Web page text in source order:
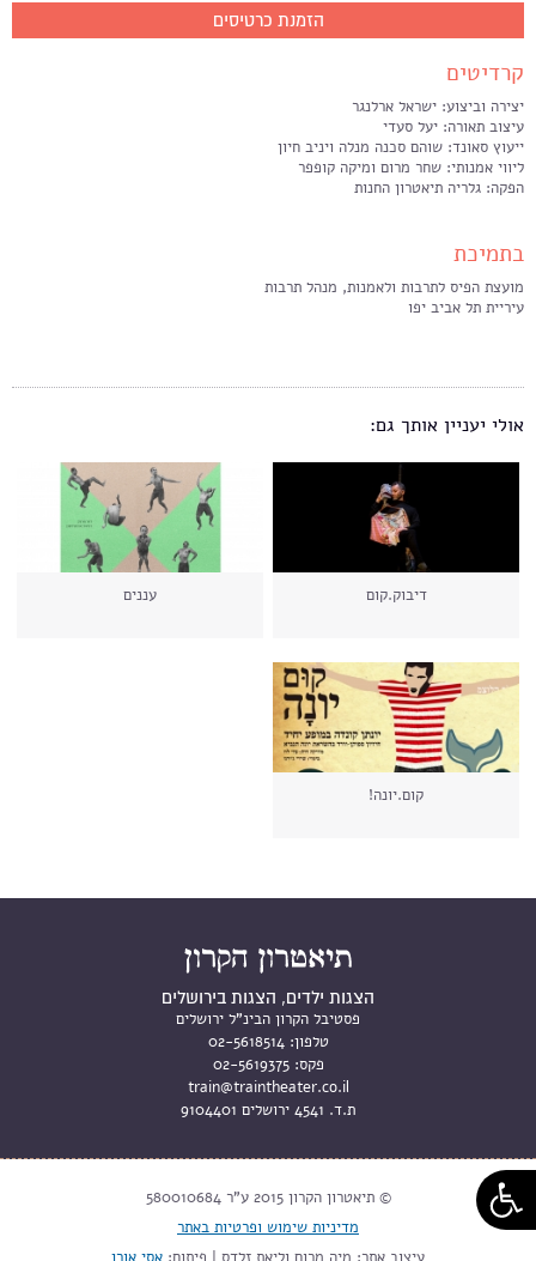
הזמנת כרטיסים
קרדיטים
יצירה וביצוע: ישראל ארלנגר
עיצוב תאורה: יעל סעדי
ייעוץ סאונד: שוהם סכנה מנלה ויניב חיון
ליווי אמנותי: שחר מרום ומיקה קופפר
הפקה: גלריה תיאטרון החנות
בתמיכת
מועצת הפיס לתרבות ולאמנות, מנהל תרבות
עיריית תל אביב יפו
אולי יעניין אותך גם:
דיבוק.קום עננים
קום.יונה!
הצגות ילדים, הצגות בירושלים
פסטיבל הקרון הבינ"ל ירושלים
טלפון: 02-5618514
פקס: 02-5619375
train@traintheater.co.il
ת.ד. 4541 ירושלים 9104401
© תיאטרון הקרון 2015 ע"ר 580010684
מדיניות שימוש ופרטיות באתר